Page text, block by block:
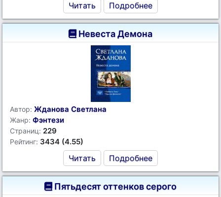
Читать Подробнее
Невеста Демона
Автор: Жданова Светлана
Жанр: Фэнтези
Страниц: 229
Рейтинг: 3434 (4.55)
Читать Подробнее
Пятьдесят оттенков серого